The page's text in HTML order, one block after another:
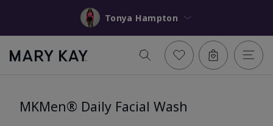
Tonya Hampton
MKMen® Daily Facial Wash